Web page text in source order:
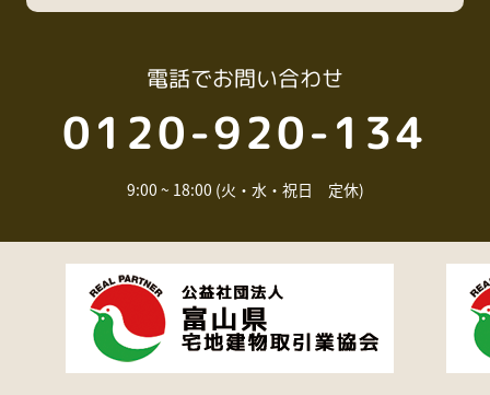
電話でお問い合わせ
0120-920-134
9:00 ~ 18:00 (火・水・祝日 定休)